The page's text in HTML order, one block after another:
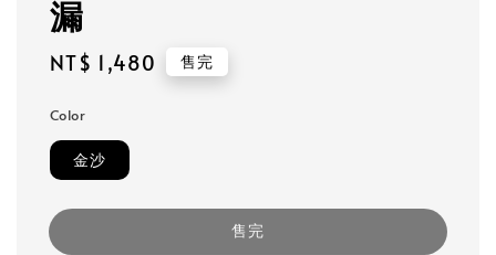
漏
Regular
NT$ 1,480 售完
Color
金沙
售完